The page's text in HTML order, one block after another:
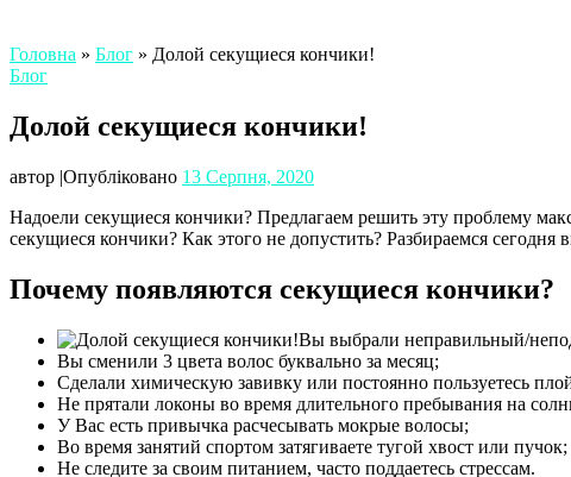
Головна » Блог » Долой секущиеся кончики!
Блог
Долой секущиеся кончики!
автор |Опубліковано 13 Серпня, 2020
Надоели секущиеся кончики? Предлагаем решить эту проблему
секущиеся кончики? Как этого не допустить? Разбираемся
Почему появляются секущиеся кончики?
Вы выбрали неправильный/
Вы сменили 3 цвета волос буквально за месяц;
Сделали химическую завивку или постоянно пользуетесь
Не прятали локоны во время длительного пребывания на
У Вас есть привычка расчесывать мокрые волосы;
Во время занятий спортом затягиваете тугой хвост или пучок;
Не следите за своим питанием, часто поддаетесь стрессам.